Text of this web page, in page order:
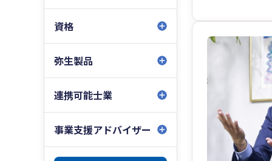
資格
弥生製品
連携可能士業
事業支援アドバイザー